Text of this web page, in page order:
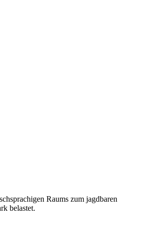
Raums zum jagdbaren
belastet.